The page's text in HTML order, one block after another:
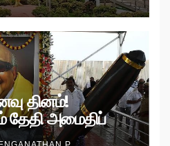
தினம்!
அமைதிப்